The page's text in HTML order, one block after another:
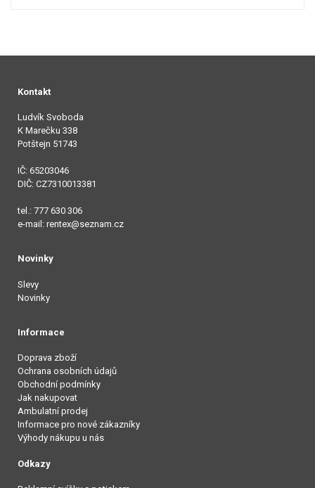
Kontakt
Ludvík Svoboda
K Marečku 338
Potštejn 51743
IČ: 65203046
DIČ: CZ7310013381
tel.: 777 630 306
e-mail: rentex@seznam.cz
Novinky
Slevy
Novinky
Informace
Doprava zboží
Ochrana osobních údajů
Obchodní podmínky
Jak nakupovat
Ambulatní prodej
Informace pro nové zákazníky
Výhody nákupu u nás
Odkazy